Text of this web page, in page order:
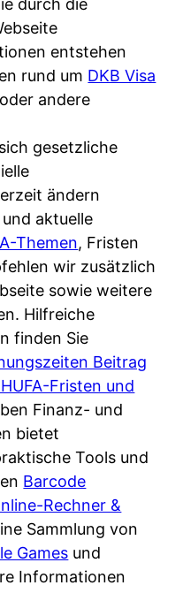
entstehen
rund um DKB Visa
andere
gesetzliche
ändern
aktuelle
Themen, Fristen
wir zusätzlich
sowie weitere
Hilfreiche
finden Sie
Beitrag
Fristen und
Finanz- und
bietet
Tools und
Barcode
Rechner &
Sammlung von
Games und
Informationen